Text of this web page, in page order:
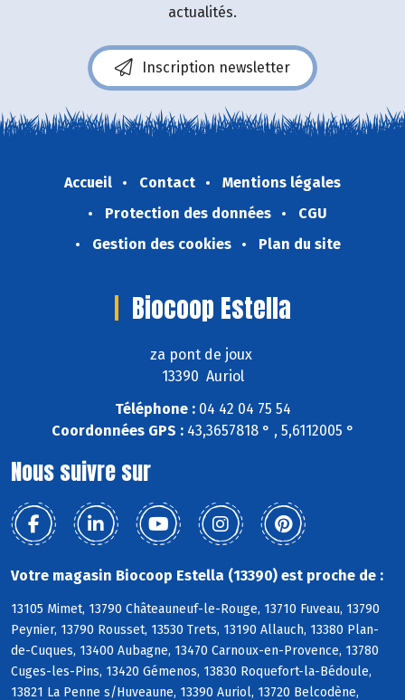
actualités.
Inscription newsletter
Accueil Contact
Mentions légales
Protection des données
CGU
Gestion des cookies
Plan du site
Biocoop Estella
za pont de joux
13390 Auriol
Téléphone :04 42 04 75 54
Coordonnées GPS :43,3657818 ° , 5,6112005 °
Nous suivre sur
Votre magasin Biocoop Estella (13390) est proche de :
13105 Mimet, 13790 Châteauneuf-le-Rouge, 13710 Fuveau, 13790
Peynier, 13790 Rousset, 13530 Trets, 13190 Allauch, 13380 Plan-
de-Cuques, 13400 Aubagne, 13470 Carnoux-en-Provence, 13780
Cuges-les-Pins, 13420 Gémenos, 13830 Roquefort-la-Bédoule,
13821 La Penne s/Huveaune, 13390 Auriol, 13720 Belcodène,